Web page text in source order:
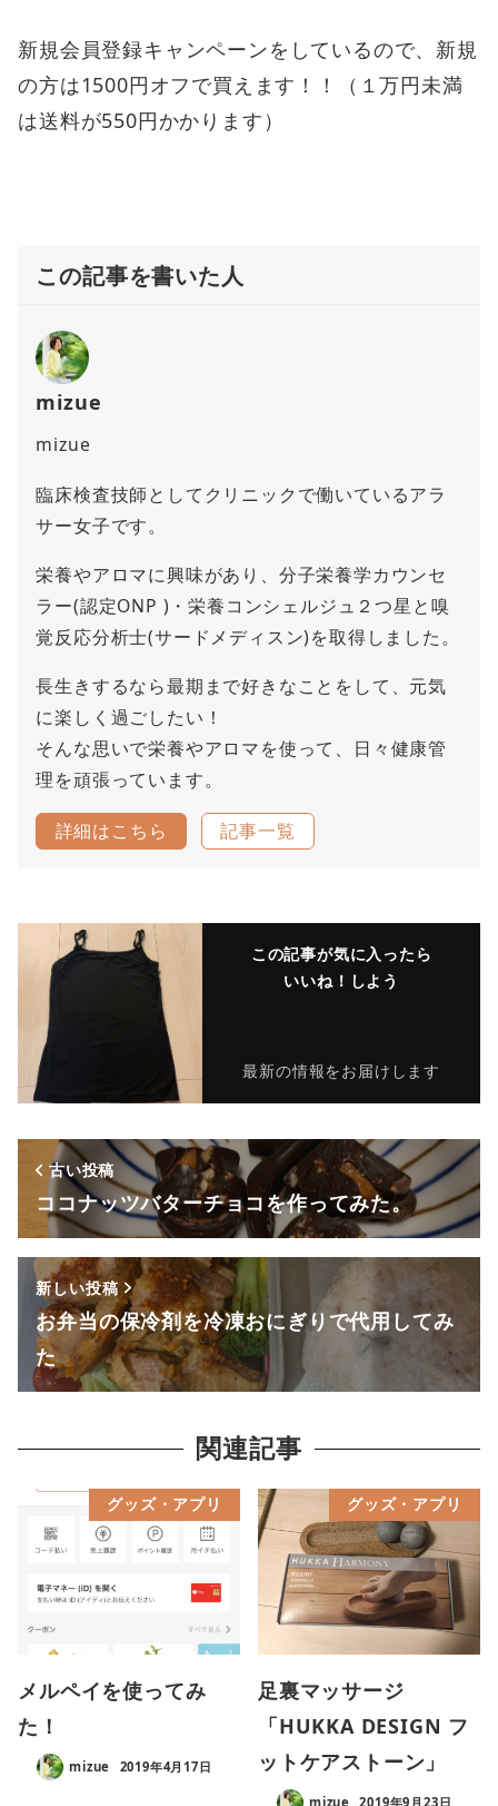
新規会員登録キャンペーンをしているので、新規
の方は1500円オフで買えます！！（１万円未満
は送料が550円かかります）
この記事を書いた人
mizue
mizue
臨床検査技師としてクリニックで働いているアラ
サー女子です。
栄養やアロマに興味があり、分子栄養学カウンセ
ラー(認定ONP )・栄養コンシェルジュ２つ星と嗅
覚反応分析士(サードメディスン)を取得しました。
長生きするなら最期まで好きなことをして、元気
に楽しく過ごしたい！
そんな思いで栄養やアロマを使って、日々健康管
理を頑張っています。
詳細はこちら 記事一覧
この記事が気に入ったら
いいね！しよう
最新の情報をお届けします
古い投稿
ココナッツバターチョコを作ってみた。
新しい投稿
お弁当の保冷剤を冷凍おにぎりで代用してみ
た
関連記事
グッズ・アプリ
メルペイを使ってみ
た！
mizue 2019年4月17日
グッズ・アプリ
足裏マッサージ
「HUKKA DESIGN フ
ットケアストーン」
mizue 2019年9月23日